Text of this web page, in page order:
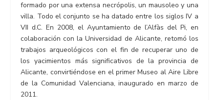
formado por una extensa necrópolis, un mausoleo y una
villa. Todo el conjunto se ha datado entre los siglos IV a
VII d.C. En 2008, el Ayuntamiento de l’Alfàs del Pi, en
colaboración con la Universidad de Alicante, retomó los
trabajos arqueológicos con el fin de recuperar uno de
los yacimientos más significativos de la provincia de
Alicante, convirtiéndose en el primer Museo al Aire Libre
de la Comunidad Valenciana, inaugurado en marzo de
2011.